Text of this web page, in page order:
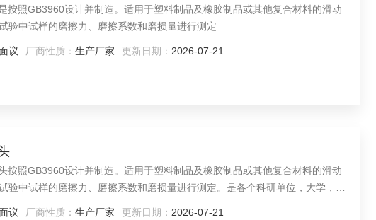
按照GB3960设计并制造。适用于塑料制品及橡胶制品或其他复合材料的滑动
验中试样的磨擦力、磨擦系数和磨损量进行测定
议 厂商性质： 生产厂家 更新日期： 2026-07-21
按照GB3960设计并制造。适用于塑料制品及橡胶制品或其他复合材料的滑动
验中试样的磨擦力、磨擦系数和磨损量进行测定。是各个科研单位，大学，企
议 厂商性质： 生产厂家 更新日期： 2026-07-21